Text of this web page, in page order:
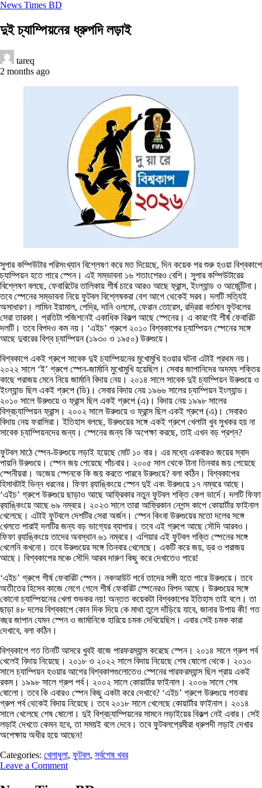
News Times BD
দুই চ্যাম্পিয়নের ধ্রুপদি লড়াই
tareq
2 months ago
সুপার কম্পিউটার পরিসংখ্যান বিশ্লেষণ করে মত দিয়েছে, দিন কয়েক পর শুরু হওয়া বিশ্বকাপে
চ্যাম্পিয়ন হতে পারে স্পেন। এই সম্ভাবনা ১৬ শতাংশেরও বেশি। সুপার কম্পিউটারের
বিশ্লেষণ বলছে, ফেবারিটের তালিকায় শীর্ষ চারে আরও আছে ফ্রান্স, ইংল্যান্ড ও আর্জেন্টিনা।
তবে স্পেনের সম্ভাবনা নিয়ে ফুটবল বিশ্লেষকরা বেশ আগে থেকেই সরব। দলটি সত্যিই
অসাধারণ। লামিন ইয়ামাল, পেদ্রি, দানি ওলমো, ফেরান তোরেস, রদ্রিরা বর্তমান ফুটবলের
সেরা তারকা। প্রতিটা পজিশনেই একাধিক বিকল্প আছে স্পেনের। এ কারণেই শীর্ষ ফেবারিট
দলটি। তবে বিপদও কম নয়। ‘এইচ’ গ্রুপে ২০১০ বিশ্বকাপের চ্যাম্পিয়ন স্পেনের সঙ্গে
আছে দুবারের বিশ্ব চ্যাম্পিয়ন (১৯৩০ ও ১৯৫০) উরুগুয়ে।
বিশ্বকাপে একই গ্রুপে সাবেক দুই চ্যাম্পিয়নের মুখোমুখি হওয়ার ঘটনা এটাই প্রথম নয়।
২০২২ সালে ‘ই’ গ্রুপে স্পেন-জার্মানি মুখোমুখি হয়েছিল। সেবার জাপানিদের অদম্য শক্তির
কাছে পরাজয় মেনে নিয়ে জার্মানি বিদায় নেয়। ২০১৪ সালে সাবেক দুই চ্যাম্পিয়ন উরুগুয়ে ও
ইংল্যান্ড ছিল একই গ্রুপে (ডি)। সেবার বিদায় নেয় ১৯৬৬ সালের চ্যাম্পিয়ন ইংল্যান্ড।
২০১০ সালে উরুগুয়ে ও ফ্রান্স ছিল একই গ্রুপে (এ)। বিদায় নেয় ১৯৯৮ সালের
বিশ্বচ্যাম্পিয়ন ফ্রান্স। ২০০২ সালে উরুগুয়ে ও ফ্রান্স ছিল একই গ্রুপে (এ)। সেবারও
বিদায় নেয় ফরাসিরা। ইতিহাস বলছে, উরুগুয়ের সঙ্গে একই গ্রুপে খেলাটা খুব সুখকর হয় না
সাবেক চ্যাম্পিয়নদের জন্য। স্পেনের জন্য কি অপেক্ষা করছে, তাই এখন বড় প্রশ্ন?
ফুটবল মাঠে স্পেন-উরুগুয়ে লড়াই হয়েছে মোট ১০ বার। এর মধ্যে একবারও জয়ের স্বাদ
পায়নি উরুগুয়ে। স্পেন জয় পেয়েছে পাঁচবার। ২০০৫ সাল থেকে টানা তিনবার জয় পেয়েছে
স্পেনীয়রা। অজেয় স্পেনকে কি জয় করতে পারবে উরুগুয়ে? বলা কঠিন। বিশ্বকাপের
হিসাবটাই ভিন্ন ধরনের। ফিফা র‌্যাঙ্কিংয়ে স্পেন দুই এবং উরুগুয়ে ১৭ নম্বরে আছে।
‘এইচ’ গ্রুপে উরুগুয়ে ছাড়াও আছে আফ্রিকার নতুন ফুটবল শক্তি কেপ ভার্দে। দলটি ফিফা
র‌্যাঙ্কিংয়ে আছে ৬৯ নম্বরে। ২০২৩ সালে তারা আফ্রিকান নেশন্স কাপে কোয়ার্টার ফাইনাল
খেলেছে। এটাই ফুটবলে দেশটির সেরা অর্জন। স্পেন কিংবা উরুগুয়ের মতো দলের সঙ্গে
খেলতে পারাই দলটির জন্য বড় ভাগ্যের ব্যাপার। তবে এই গ্রুপে আছে সৌদি আরবও।
ফিফা র‌্যাঙ্কিংয়ে তাদের অবস্থান ৬১ নম্বরে। এশিয়ার এই ফুটবল শক্তি স্পেনের সঙ্গে
খেলেনি কখনো। তবে উরুগুয়ের সঙ্গে তিনবার খেলেছে। একটি করে জয়, ড্র ও পরাজয়
আছে। বিশ্বকাপের মঞ্চে সৌদি আরব দারুণ কিছু করে দেখাতেও পারে!
‘এইচ’ গ্রুপে শীর্ষ ফেবারিট স্পেন। নকআউট পর্বে তাদের সঙ্গী হতে পারে উরুগুয়ে। তবে
অতীতের হিসেব কাজে লেগে গেলে শীর্ষ ফেবারিট স্পেনেরও বিপদ আছে। উরুগুয়ের সঙ্গে
কোনো চ্যাম্পিয়নের খেলা শুভকর নয়! অন্তত কয়েকটা বিশ্বকাপের ইতিহাস তাই বলে। তা
ছাড়া ৪৮ দলের বিশ্বকাপে কোন দিক দিয়ে কে মাথা তুলে দাঁড়িয়ে যাবে, জানার উপায় কী! গত
বছর জাপান যেমন স্পেন ও জার্মানিকে হারিয়ে চমক দেখিয়েছিল। এবার সেই চমক কারা
দেখাবে, বলা কঠিন।
বিশ্বকাপে গত তিনটি আসরে খুবই বাজে পারফরম্যান্স করেছে স্পেন। ২০১৪ সালে গ্রুপ পর্ব
খেলেই বিদায় নিয়েছে। ২০১৮ ও ২০২২ সালে বিদায় নিয়েছে শেষ ষোলো থেকে। ২০১০
সালে চ্যাম্পিয়ন হওয়ার আগের বিশ্বকাপগুলোতেও স্পেনের পারফরম্যান্স ছিল প্রায় একই
রকম। ১৯৯৮ সালে গ্রুপ পর্ব। ২০০২ সালে কোয়ার্টার ফাইনাল। ২০০৬ সালে শেষ
ষোলো। তবে কি এবারও স্পেন কিছু একটা করে দেখাবে? ‘এইচ’ গ্রুপে উরুগুয়ে গতবার
গ্রুপ পর্ব থেকেই বিদায় নিয়েছে। তবে ২০১৮ সালে খেলেছে কোয়ার্টার ফাইনাল। ২০১৪
সালে খেলেছে শেষ ষোলো। দুই বিশ্বচ্যাম্পিয়নের সামনে লড়াইয়ের বিকল্প নেই এবার। সেই
লড়াই দেখতে কেমন হবে, তা সময়ই বলে দেবে। তবে ফুটবলপ্রেমীরা ধ্রুপদী লড়াই দেখার
অপেক্ষায় অধীর হয়ে আছেন!
Categories: খেলাধুলা, ফুটবল, সর্বশেষ খবর
Leave a Comment